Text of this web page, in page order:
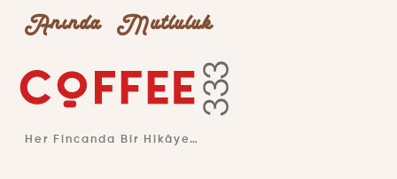
Anında Mutluluk
Her Fincanda Bir Hikâye…